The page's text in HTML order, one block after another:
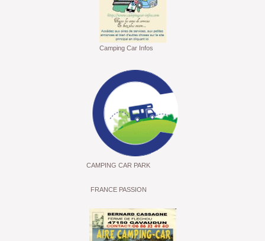
Camping Car Infos
CAMPING CAR PARK
FRANCE PASSION